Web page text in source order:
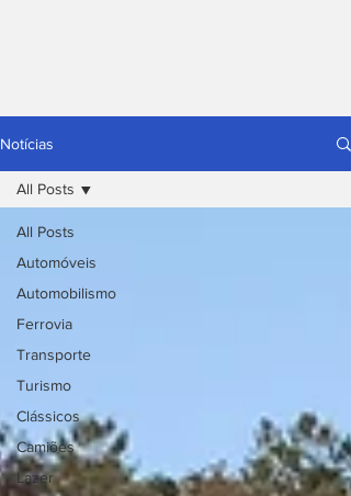
Notícias
All Posts
Automóveis
Automobilismo
Ferrovia
Transporte
Turismo
Clássicos
Camiões
Lazer
All Posts